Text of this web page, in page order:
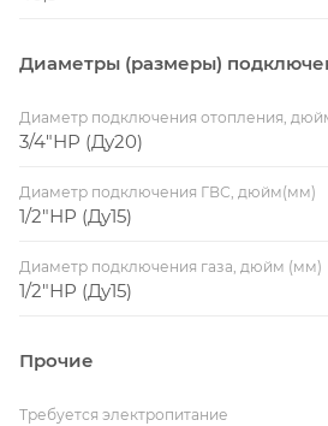
Диаметры (размеры)
Диаметр подключения отопления,
3/4"НР (Ду20)
Диаметр подключения ГВС, дюйм(мм)
1/2"НР (Ду15)
Диаметр подключения газа, дюйм (мм)
1/2"НР (Ду15)
Прочие
Требуется электропитание